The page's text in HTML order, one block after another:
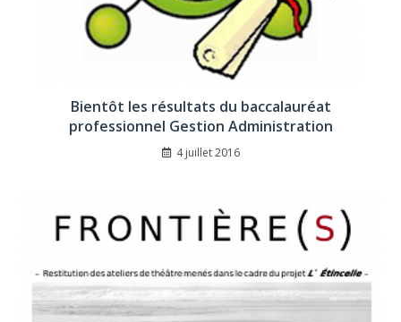
Bientôt les résultats du baccalauréat
professionnel Gestion Administration
4 juillet 2016